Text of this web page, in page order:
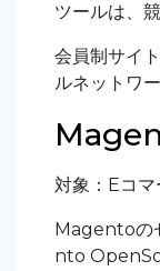
ツールは、
会員制サイ
ルネットワ
対象：Eコ
Magentoの
nto